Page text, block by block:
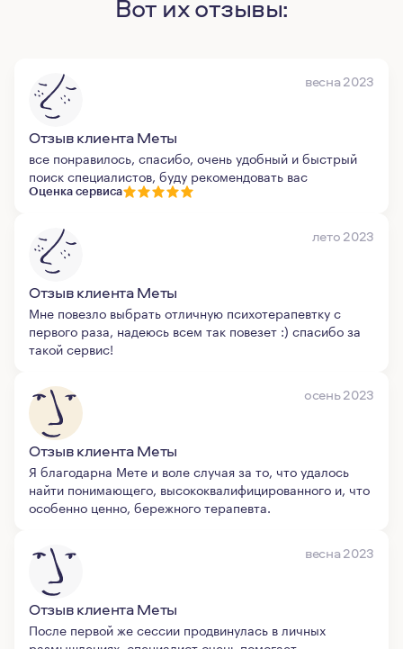
Вот их отзывы:
весна 2023
Отзыв клиента Меты
все понравилось, спасибо, очень удобный и быстрый
поиск специалистов, буду рекомендовать вас
Оценка сервиса
лето 2023
Отзыв клиента Меты
Мне повезло выбрать отличную психотерапевтку с
первого раза, надеюсь всем так повезет :) спасибо за
такой сервис!
осень 2023
Отзыв клиента Меты
Я благодарна Мете и воле случая за то, что удалось
найти понимающего, высококвалифицированного и, что
особенно ценно, бережного терапевта.
весна 2023
Отзыв клиента Меты
После первой же сессии продвинулась в личных